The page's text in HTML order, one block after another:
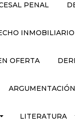
PENAL
INMOBILIARIO
OFERTA
LITERATURA